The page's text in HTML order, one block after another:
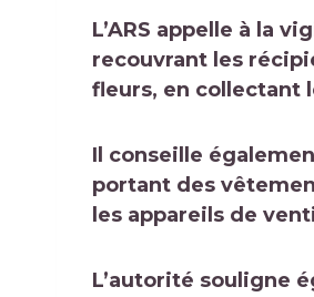
L’ARS appelle à la
recouvrant les
fleurs, en collectant
Il conseille
portant des
les appareils de
L’autorité souligne